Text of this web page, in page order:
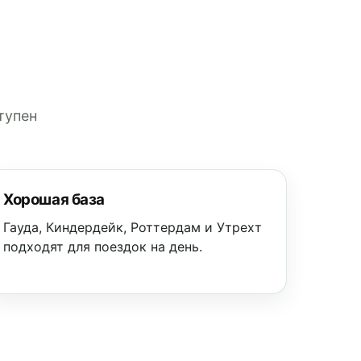
Хорошая база
Гауда, Киндердейк, Роттердам и Утрехт
подходят для поездок на день.